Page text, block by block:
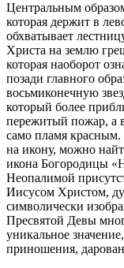
Центральным
которая держит в
обхватывает
Христа на землю
которая наоборот
позади главного
восьмиконечную
который более
пережитый пожар, а
само пламя красным.
на икону, можно
икона Богородицы
Неопалимой
Иисусом Христом,
символически
Пресвятой Девы
уникальное
приношения,